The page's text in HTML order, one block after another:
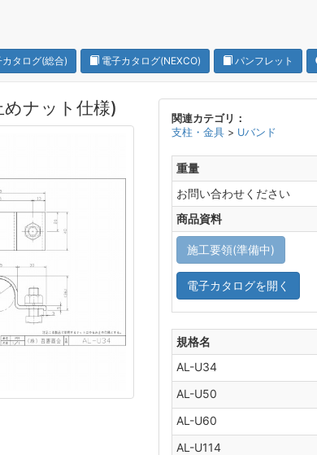
カタログ(総合) 電子カタログ(NEXCO) パンフレット
ナット仕様)
関連カテゴリ：
支柱・金具 > Uバンド
重量
お問い合わせください
商品資料
施工要領(準備中)
電子カタログを開く
規格名
AL-U34
AL-U50
AL-U60
AL-U114